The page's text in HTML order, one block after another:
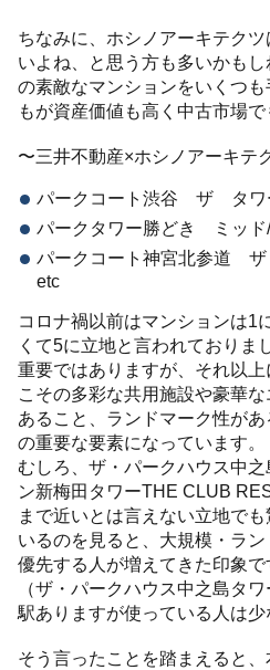
ちなみに、ホシノアーキテク
いよね、と思う方も多いかも
の素敵なマンションをいくつ
もが資産価値も高く中古市場で
〜三井不動産×ホシノアーキテ
パークコート渋谷 ザ タワ
パークタワー勝どき ミッド
パークコート神宮北参道
etc
コロナ禍以前はマンションは1
くて5に立地と言われておりま
重要ではありますが、それ以
こその多彩な共用施設や豪華
あること、ランドマーク性が
の重要な要素になっています。
むしろ、ザ・パークハウス中
ン新梅田タワーTHE CLUB
まで近いとは言えない立地で
いるのを見ると、大規模・ラ
優先する人が増えてきた印象で
（ザ・パークハウス中之島タ
駅ありますが使っている人は少
そう言ったことを踏まえると